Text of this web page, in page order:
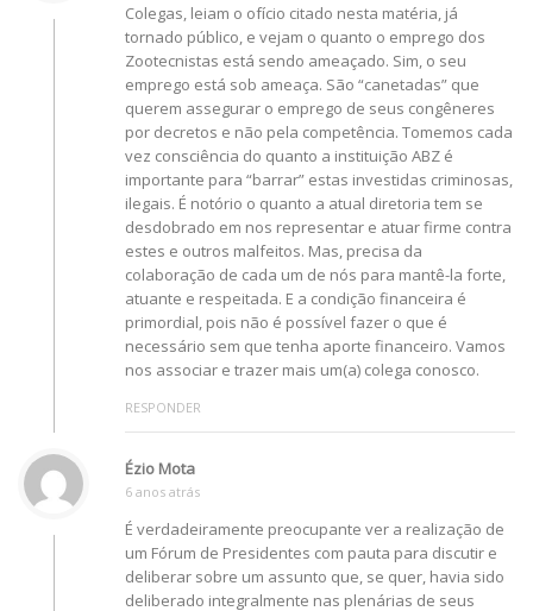
Colegas, leiam o ofício citado nesta matéria, já
tornado público, e vejam o quanto o emprego dos
Zootecnistas está sendo ameaçado. Sim, o seu
emprego está sob ameaça. São “canetadas” que
querem assegurar o emprego de seus congêneres
por decretos e não pela competência. Tomemos cada
vez consciência do quanto a instituição ABZ é
importante para “barrar” estas investidas criminosas,
ilegais. É notório o quanto a atual diretoria tem se
desdobrado em nos representar e atuar firme contra
estes e outros malfeitos. Mas, precisa da
colaboração de cada um de nós para mantê-la forte,
atuante e respeitada. E a condição financeira é
primordial, pois não é possível fazer o que é
necessário sem que tenha aporte financeiro. Vamos
nos associar e trazer mais um(a) colega conosco.
RESPONDER
Ézio Mota
6 anos atrás
É verdadeiramente preocupante ver a realização de
um Fórum de Presidentes com pauta para discutir e
deliberar sobre um assunto que, se quer, havia sido
deliberado integralmente nas plenárias de seus